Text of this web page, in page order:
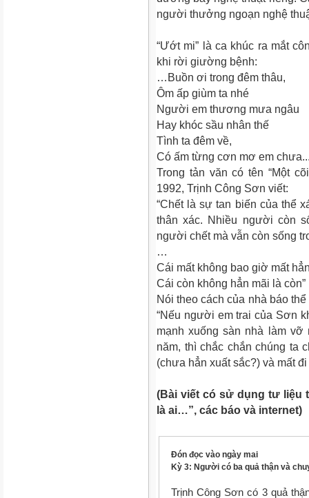
người thưởng ngoạn nghệ
“Ướt mi” là ca khúc ra mắt
khi rời giường bệnh:
…Buồn ơi trong đêm thâu,
Ôm ấp giùm ta nhé
Người em thương mưa ngâu
Hay khóc sầu nhân thế
Tình ta đêm về,
Có ấm từng cơn mơ em
Trong tản văn có tên “Một
1992, Trịnh Công Sơn viết:
“Chết là sự tan biến của thể
thân xác. Nhiều người còn
người chết mà vẫn còn sống
…
Cái mất không bao giờ mất
Cái còn không hẳn mãi là còn”
Nói theo cách của nhà báo
“Nếu người em trai của Sơn
mạnh xuống sàn nhà làm
năm, thì chắc chắn chúng ta
(chưa hẳn xuất sắc?) và mất
(Bài viết có sử dụng tư liệu
là ai…”, các báo và internet)
Đón đọc vào ngày mai
Kỳ 3: Người có ba quả thận và
Trịnh Công Sơn có 3 quả